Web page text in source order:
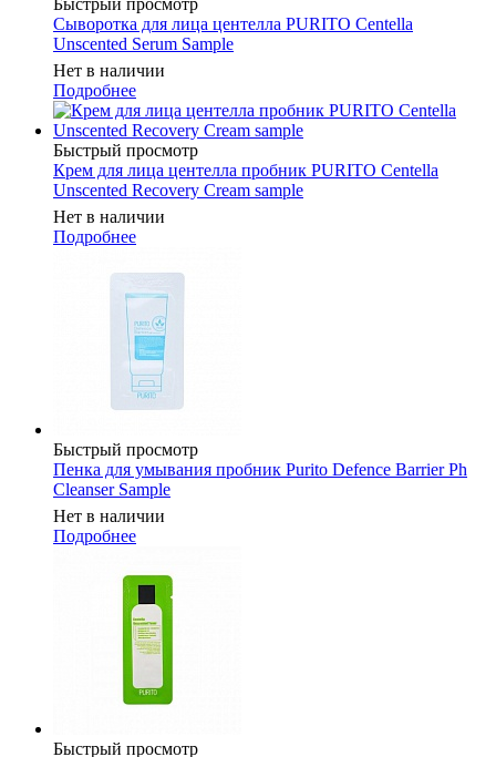
Быстрый просмотр
Сыворотка для лица центелла PURITO Centella
Unscented Serum Sample
Нет в наличии
Подробнее
Быстрый просмотр
Крем для лица центелла пробник PURITO Centella
Unscented Recovery Cream sample
Нет в наличии
Подробнее
Быстрый просмотр
Пенка для умывания пробник Purito Defence Barrier Ph
Cleanser Sample
Нет в наличии
Подробнее
Быстрый просмотр